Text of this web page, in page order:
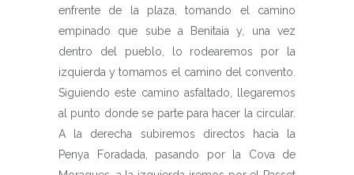
enfrente de la plaza, tomando el camino
empinado que sube a Benitaia y, una vez
dentro del pueblo, lo rodearemos por la
izquierda y tomamos el camino del convento.
Siguiendo este camino asfaltado, llegaremos
al punto donde se parte para hacer la circular.
A la derecha subiremos directos hacia la
Penya Foradada, pasando por la Cova de